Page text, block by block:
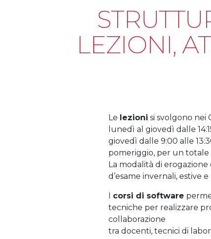
LEZIONI,
Le lezioni si svolgono nei
lunedì al giovedì dalle
giovedì dalle 9:00 alle
pomeriggio, per un totale
La modalità di erogazione
d’esame invernali, estive
I corsi di software
tecniche per realizzare
collaborazione
tra docenti, tecnici di